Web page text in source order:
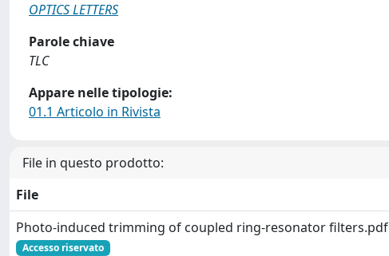
OPTICS LETTERS
Parole chiave
TLC
Appare nelle tipologie:
01.1 Articolo in Rivista
File in questo prodotto:
File
Photo-induced trimming of coupled ring-resonator filters.pdf
Accesso riservato